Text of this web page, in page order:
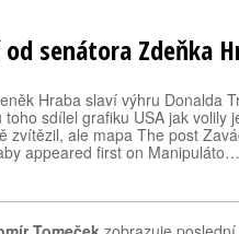
senátora Zdeňka
Hraba slaví výhru Donalda
toho sdílel grafiku USA jak volily
zvítězil, ale mapa The post
appeared first on Manipuláto…